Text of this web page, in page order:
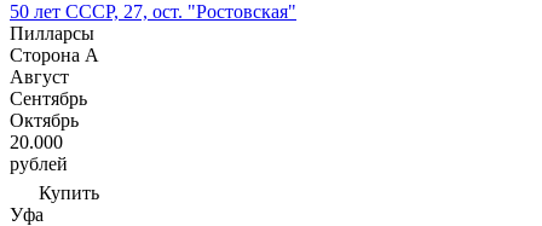
50 лет СССР, 27, ост. "Ростовская"
Пилларсы
Сторона А
Август
Сентябрь
Октябрь
20.000
рублей
Купить
Уфа